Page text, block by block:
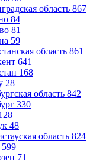
область 867
84
81
59
область 861
641
168
28
область 842
330
48
область 824
599
71